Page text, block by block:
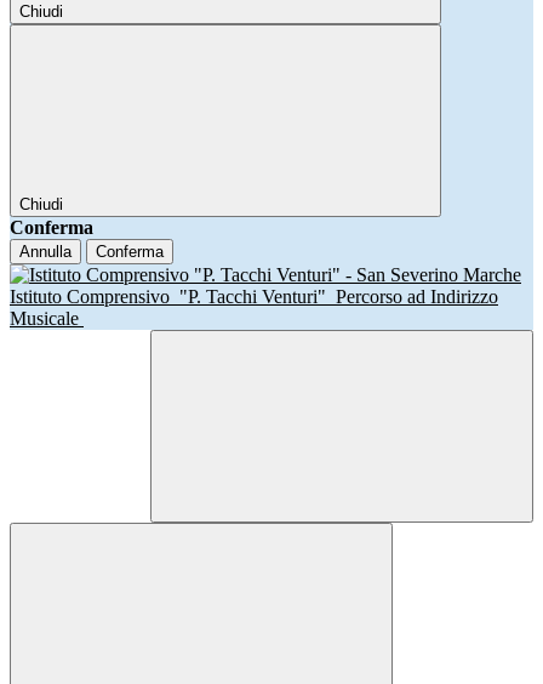
Chiudi
Chiudi
Conferma
Annulla Conferma
Istituto Comprensivo "P. Tacchi Venturi" Percorso ad Indirizzo
Musicale